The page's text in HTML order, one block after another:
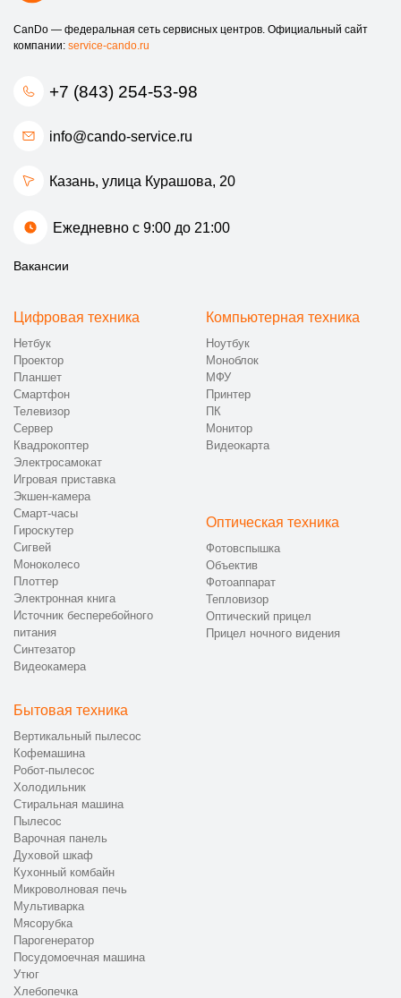
CanDo — федеральная сеть сервисных центров. Официальный сайт
компании: service-cando.ru
+7 (843) 254-53-98
info@cando-service.ru
Казань, улица Курашова, 20
Ежедневно с 9:00 до 21:00
Вакансии
Цифровая техника
Нетбук
Проектор
Планшет
Смартфон
Телевизор
Сервер
Квадрокоптер
Электросамокат
Игровая приставка
Экшен-камера
Смарт-часы
Гироскутер
Сигвей
Моноколесо
Плоттер
Электронная книга
Источник бесперебойного
питания
Синтезатор
Видеокамера
Компьютерная техника
Ноутбук
Моноблок
МФУ
Принтер
ПК
Монитор
Видеокарта
Оптическая техника
Фотовспышка
Объектив
Фотоаппарат
Тепловизор
Оптический прицел
Прицел ночного видения
Бытовая техника
Вертикальный пылесос
Кофемашина
Робот-пылесос
Холодильник
Стиральная машина
Пылесос
Варочная панель
Духовой шкаф
Кухонный комбайн
Микроволновая печь
Мультиварка
Мясорубка
Парогенератор
Посудомоечная машина
Утюг
Хлебопечка